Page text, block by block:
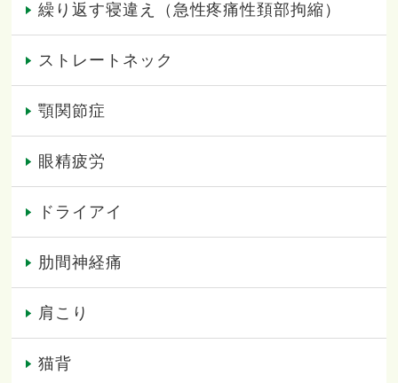
繰り返す寝違え（急性疼痛性頚部拘縮）
ストレートネック
顎関節症
眼精疲労
ドライアイ
肋間神経痛
肩こり
猫背